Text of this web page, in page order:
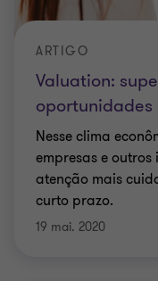
Valuation:
oportunidades
ARTIGO
Nesse clima
empresas e
atenção mais
curto prazo.
19 mai. 2020